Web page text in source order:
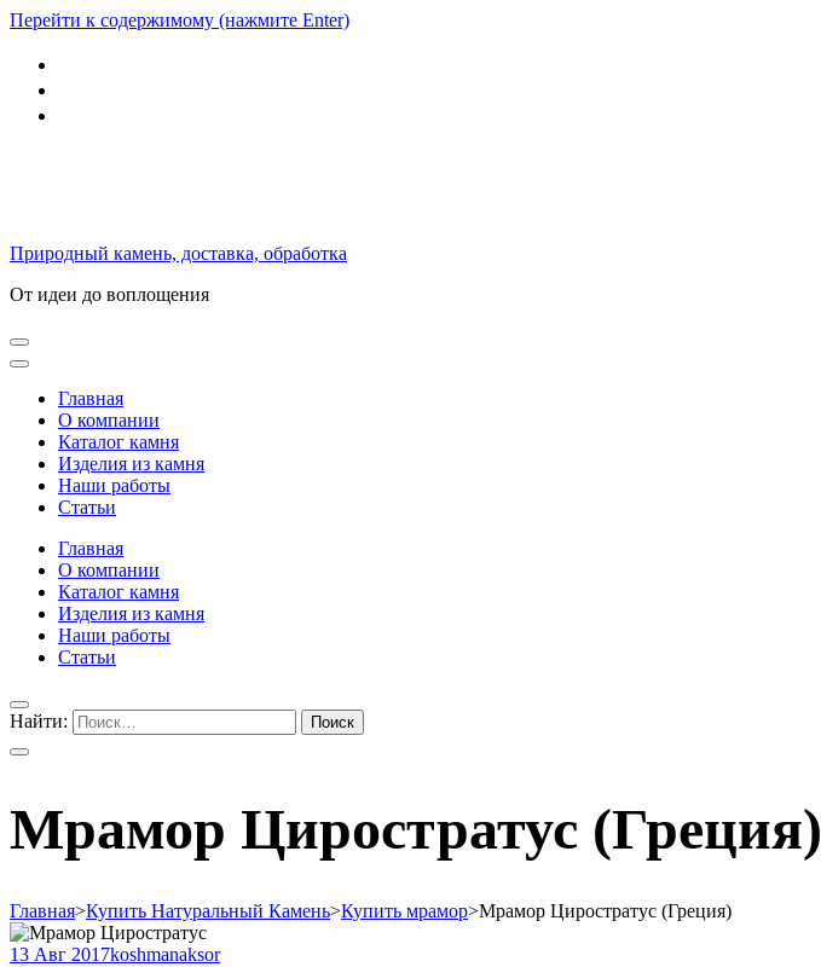
Перейти к содержимому (нажмите Enter)
Природный камень, доставка, обработка
От идеи до воплощения
Главная
О компании
Каталог камня
Изделия из камня
Наши работы
Статьи
Главная
О компании
Каталог камня
Изделия из камня
Наши работы
Статьи
Найти:
Мрамор Циростратус (Греция)
Главная>Купить Натуральный Камень>Купить мрамор>Мрамор Циростратус (Греция)
13 Авг 2017koshmanaksor